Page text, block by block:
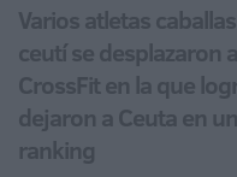
Varios atletas
ceutí se desplazaron
CrossFit en la que
dejaron a Ceuta en
ranking